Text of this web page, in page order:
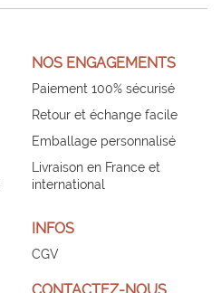
NOS ENGAGEMENTS
Paiement 100% sécurisé
Retour et échange facile
Emballage personnalisé
Livraison en France et
international
INFOS
CGV